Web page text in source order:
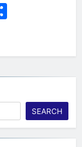
Share
SEARCH